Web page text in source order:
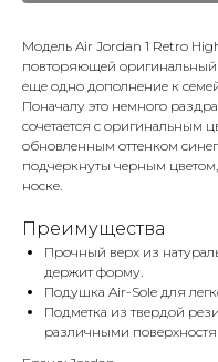
Модель Air Jordan 1 Retro
повторяющей оригинальный
еще одно дополнение к
Поначалу это немного
сочетается с оригинальным
обновленным оттенком
подчеркнуты черным
носке.
Преимущества
Прочный верх из
держит форму.
Подушка Air-Sole для
Подметка из твердой
различными